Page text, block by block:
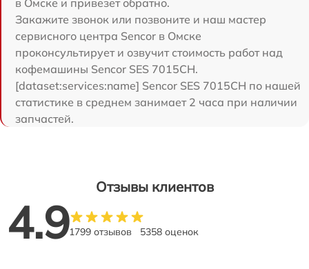
в Омске и привезет обратно.
Закажите звонок или позвоните и наш мастер
сервисного центра Sencor в Омске
проконсультирует и озвучит стоимость работ над
кофемашины Sencor SES 7015CH.
[dataset:services:name] Sencor SES 7015CH по нашей
статистике в среднем занимает 2 часа при наличии
запчастей.
Отзывы клиентов
4.91799 отзывов 5358 оценок